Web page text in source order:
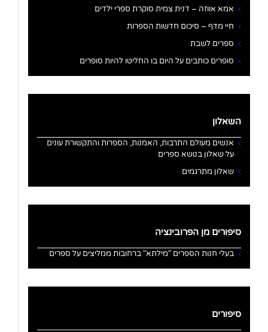
אמא אווזה – דנית צמית סוקרת ספרי ילדים
חיי מדף – סיכום חדשות הספרות
ספרים לשבת
סופרים כותבים על היום בו החליטו להיות סופרים
השאלון
אנשים מעולם התרבות, האמנות, הספרות והתקשורת עונים
על שאלון בנושא ספרים
שאלון מתרגמים
סיפורים מן הפרובינציה
בעלי חנות הספרים "מילתא" ברחובות ממליצים על ספרים
סיפורים